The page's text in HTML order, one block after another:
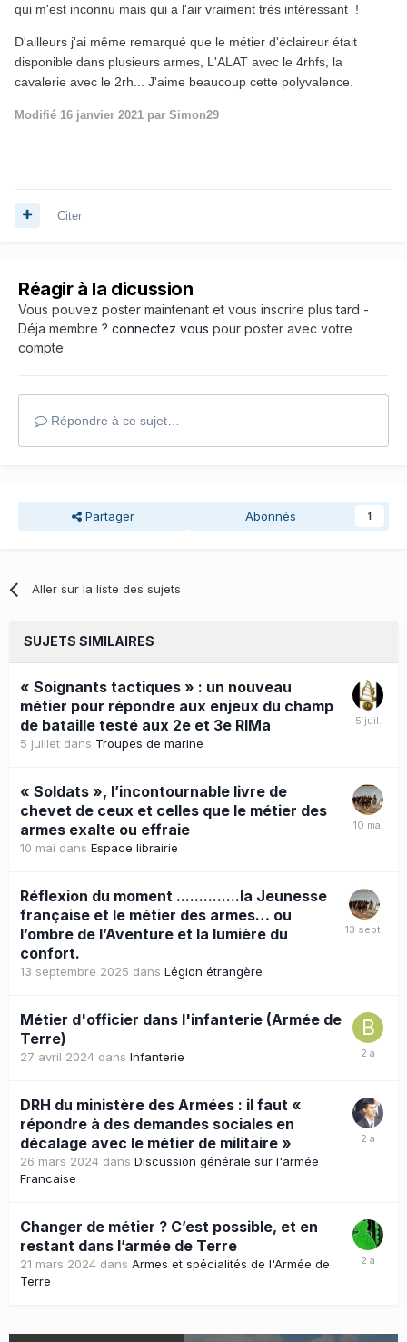
qui m'est inconnu mais qui a l'air vraiment très intéressant !
D'ailleurs j'ai même remarqué que le métier d'éclaireur était
disponible dans plusieurs armes, L'ALAT avec le 4rhfs, la
cavalerie avec le 2rh... J'aime beaucoup cette polyvalence.
Modifié 16 janvier 2021 par Simon29
Citer
Réagir à la dicussion
Vous pouvez poster maintenant et vous inscrire plus tard -
Déja membre ? connectez vous pour poster avec votre
compte
Répondre à ce sujet…
Partager Abonnés 1
Aller sur la liste des sujets
SUJETS SIMILAIRES
« Soignants tactiques » : un nouveau
métier pour répondre aux enjeux du champ
de bataille testé aux 2e et 3e RIMa
5 juillet dans Troupes de marine
« Soldats », l’incontournable livre de
chevet de ceux et celles que le métier des
armes exalte ou effraie
10 mai dans Espace librairie
Réflexion du moment ..............la Jeunesse
française et le métier des armes… ou
l’ombre de l’Aventure et la lumière du
confort.
13 septembre 2025 dans Légion étrangère
Métier d'officier dans l'infanterie (Armée de
Terre)
27 avril 2024 dans Infanterie
DRH du ministère des Armées : il faut «
répondre à des demandes sociales en
décalage avec le métier de militaire »
26 mars 2024 dans Discussion générale sur l'armée
Francaise
Changer de métier ? C’est possible, et en
restant dans l’armée de Terre
21 mars 2024 dans Armes et spécialités de l'Armée de
Terre